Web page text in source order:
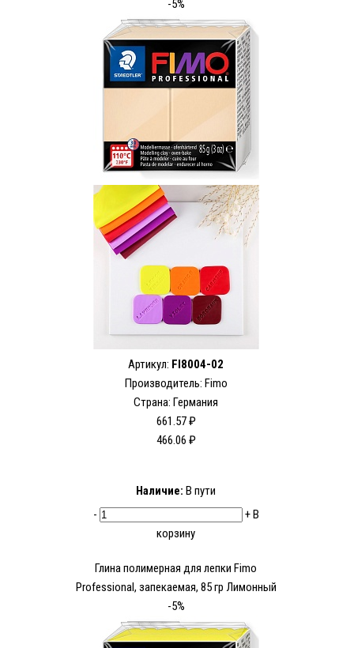
-5%
Артикул: FI8004-02
Производитель: Fimo
Страна: Германия
661.57 ₽
466.06 ₽
Наличие: В пути
-
+В
корзину
Глина полимерная для лепки Fimo
Рrofessional, запекаемая, 85 гр Лимонный
-5%